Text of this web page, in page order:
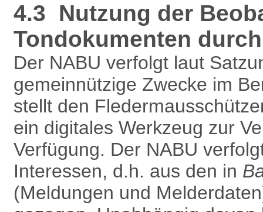
4.3 Nutzung der
Tondokumenten
Der NABU verfolgt laut
gemein­nützige Zwecke im
stellt den
ein digitales Werkzeug zur
Verfügung. Der NABU
Interessen, d.h. aus den in
(Meldungen und